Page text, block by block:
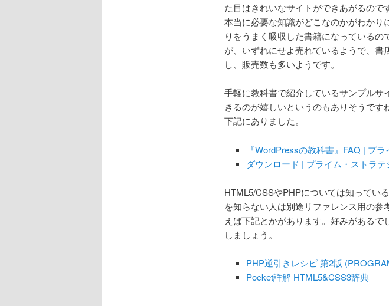
た目はきれいなサイトができあがるので
本当に必要な知識がどこなのかがわかり
りをうまく吸収した書籍になっている
が、いずれにせよ売れているようで、
し、販売数も多いようです。
手軽に教科書で紹介しているサンプル
きるのが嬉しいというのもありそうで
下記にありました。
『WordPressの教科書』FAQ | プ
ダウンロード | プライム・ストラ
HTML5/CSSやPHPについては知ってい
を知らない人は別途リファレンス用の
えば下記とかがあります。好みがある
しましょう。
PHP逆引きレシピ 第2版
Pocket詳解 HTML5&CSS3辞典